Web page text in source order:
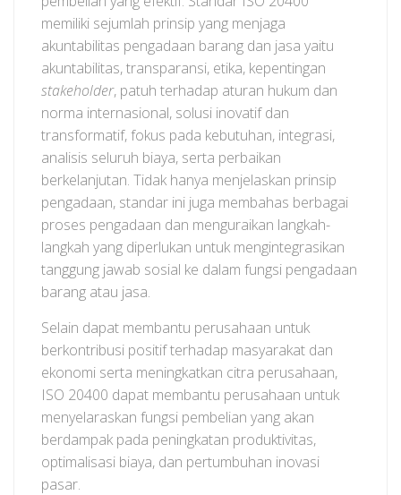
memiliki sejumlah prinsip yang menjaga
akuntabilitas pengadaan barang dan jasa yaitu
akuntabilitas, transparansi, etika, kepentingan
stakeholder, patuh terhadap aturan hukum dan
norma internasional, solusi inovatif dan
transformatif, fokus pada kebutuhan, integrasi,
analisis seluruh biaya, serta perbaikan
berkelanjutan. Tidak hanya menjelaskan prinsip
pengadaan, standar ini juga membahas berbagai
proses pengadaan dan menguraikan langkah-
langkah yang diperlukan untuk mengintegrasikan
tanggung jawab sosial ke dalam fungsi pengadaan
barang atau jasa.
Selain dapat membantu perusahaan untuk
berkontribusi positif terhadap masyarakat dan
ekonomi serta meningkatkan citra perusahaan,
ISO 20400 dapat membantu perusahaan untuk
menyelaraskan fungsi pembelian yang akan
berdampak pada peningkatan produktivitas,
optimalisasi biaya, dan pertumbuhan inovasi
pasar.